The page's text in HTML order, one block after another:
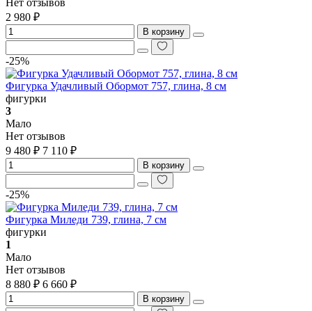
Нет отзывов
2 980 ₽
В корзину
-25%
Фигурка Удачливый Обормот 757, глина, 8 см
фигурки
3
Мало
Нет отзывов
9 480 ₽ 7 110 ₽
В корзину
-25%
Фигурка Миледи 739, глина, 7 см
фигурки
1
Мало
Нет отзывов
8 880 ₽ 6 660 ₽
В корзину